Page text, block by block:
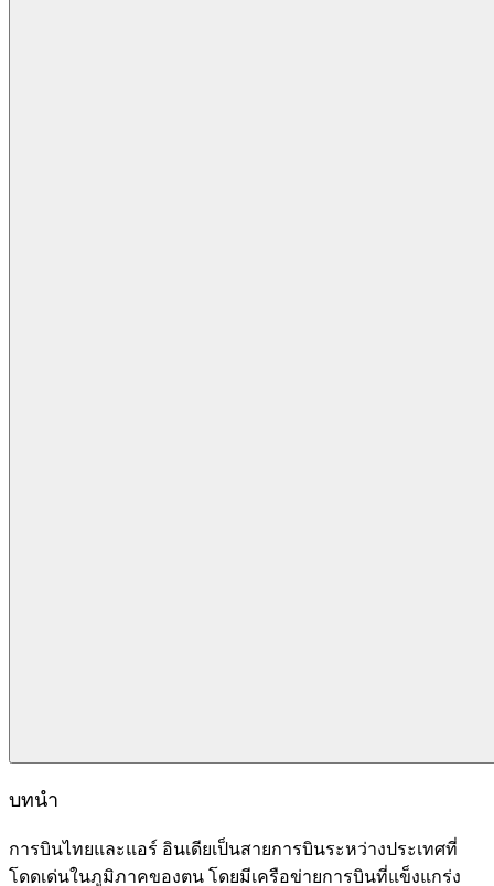
บทนำ
การบินไทยและแอร์ อินเดียเป็นสายการบินระหว่างประเทศที่
โดดเด่นในภูมิภาคของตน โดยมีเครือข่ายการบินที่แข็งแกร่ง